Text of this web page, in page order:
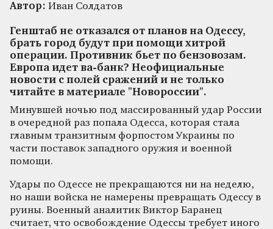
Автор: Иван Солдатов
Генштаб не отказался от планов на Одессу,
брать город будут при помощи хитрой
операции. Противник бьет по бензовозам.
Европа идет ва-банк? Неофициальные
новости с полей сражений и не только
читайте в материале "Новороссии".
Минувшей ночью под массированный удар России
в очередной раз попала Одесса, которая стала
главным транзитным форпостом Украины по
части поставок западного оружия и военной
помощи.
Удары по Одессе не прекращаются ни на неделю,
но наши войска не намерены превращать Одессу в
руины. Военный аналитик Виктор Баранец
считает, что освобождение Одессы требует иного